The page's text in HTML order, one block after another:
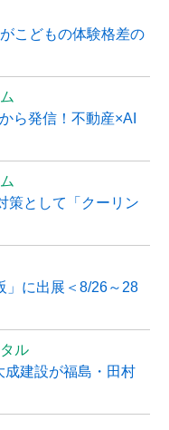
こどもの体験格差の
ら発信！不動産×AI
策として「クーリン
」に出展＜8/26～28
ル
成建設が福島・田村